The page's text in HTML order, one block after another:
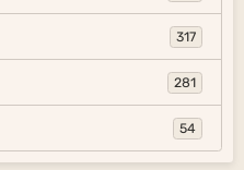
317
281
54